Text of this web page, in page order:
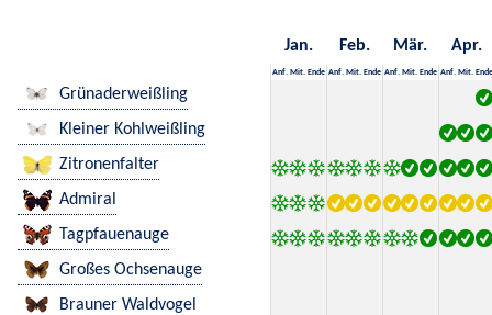
Jan. Feb. Mär. Apr.
Anf. Mit. Ende Anf. Mit. Ende Anf. Mit. Ende Anf. Mit. Ende
Grünaderweißling
Kleiner Kohlweißling
Zitronenfalter
Admiral
Tagpfauenauge
Großes Ochsenauge
Brauner Waldvogel